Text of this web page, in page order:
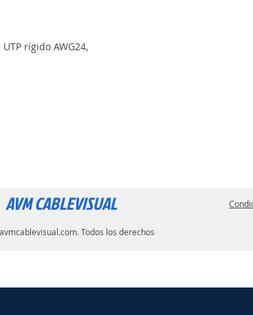
rígido AWG24,
AVM CABLEVISUAL
. Todos los derechos